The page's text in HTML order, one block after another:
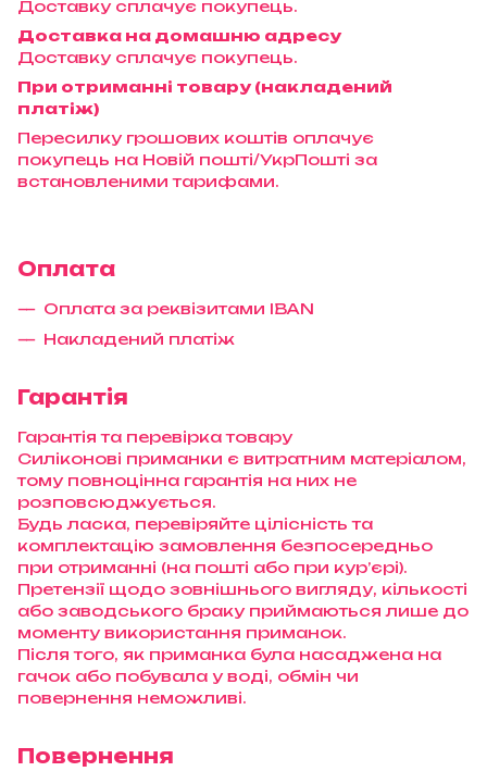
Доставку сплачує покупець.
Доставка на домашню адресу
Доставку сплачує покупець.
При отриманні товару (накладений
платіж)
Пересилку грошових коштів оплачує
покупець на Новій пошті/УкрПошті за
встановленими тарифами.
Оплата
Оплата за реквізитами IBAN
Накладений платіж
Гарантія
Гарантія та перевірка товару
Силіконові приманки є витратним матеріалом,
тому повноцінна гарантія на них не
розповсюджується.
Будь ласка, перевіряйте цілісність та
комплектацію замовлення безпосередньо
при отриманні (на пошті або при кур’єрі).
Претензії щодо зовнішнього вигляду, кількості
або заводського браку приймаються лише до
моменту використання приманок.
Після того, як приманка була насаджена на
гачок або побувала у воді, обмін чи
повернення неможливі.
Повернення